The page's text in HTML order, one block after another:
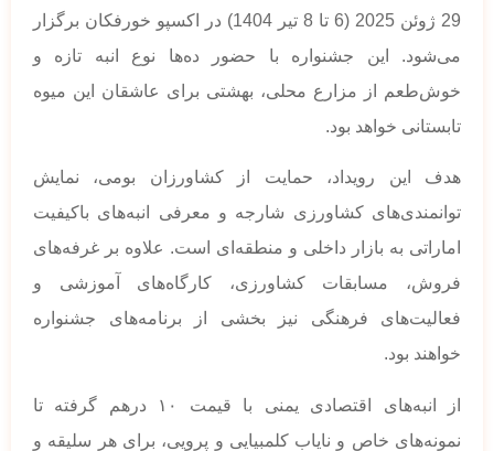
29 ژوئن 2025 (6 تا 8 تیر 1404) در اکسپو خورفکان برگزار
می‌شود. این جشنواره با حضور ده‌ها نوع انبه تازه و
خوش‌طعم از مزارع محلی، بهشتی برای عاشقان این میوه
تابستانی خواهد بود.
هدف این رویداد، حمایت از کشاورزان بومی، نمایش
توانمندی‌های کشاورزی شارجه و معرفی انبه‌های باکیفیت
اماراتی به بازار داخلی و منطقه‌ای است. علاوه بر غرفه‌های
فروش، مسابقات کشاورزی، کارگاه‌های آموزشی و
فعالیت‌های فرهنگی نیز بخشی از برنامه‌های جشنواره
خواهند بود.
از انبه‌های اقتصادی یمنی با قیمت ۱۰ درهم گرفته تا
نمونه‌های خاص و نایاب کلمبیایی و پرویی، برای هر سلیقه و